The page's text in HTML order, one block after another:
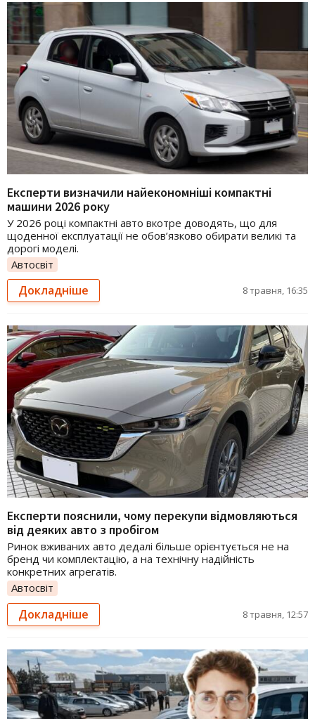
Експерти визначили найекономніші компактні
машини 2026 року
У 2026 році компактні авто вкотре доводять, що для
щоденної експлуатації не обов’язково обирати великі та
дорогі моделі.
Автосвіт
Докладніше 8 травня, 16:35
Експерти пояснили, чому перекупи відмовляються
від деяких авто з пробігом
Ринок вживаних авто дедалі більше орієнтується не на
бренд чи комплектацію, а на технічну надійність
конкретних агрегатів.
Автосвіт
Докладніше 8 травня, 12:57